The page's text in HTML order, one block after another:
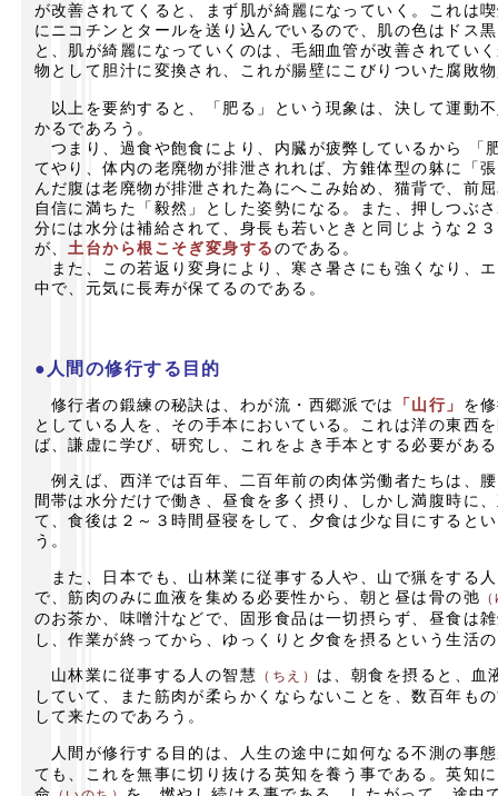
が改善されてくると、まず肌が綺麗になっていく。これは
にニコチンとタールを送り込んでいるので、肌の色はドス
と、肌が綺麗になっていくのは、毛細血管が改善されてい
物として胆汁に変換され、これが腸壁にこびりついた腐敗
以上を要約すると、「肥る」という現象は、決して運動
かるであろう。
つまり、過食や飽食により、内臓が疲弊しているから 「
てやり、体内の老廃物が排泄されれば、方錐体型の躰に「
んだ腹は老廃物が排泄された為にへこみ始め、猫背で、前
自信に満ちた「毅然」とした姿勢になる。また、押しつぶ
分には水分は補給されて、身長も若いときと同じような２
が、 土台から根こそぎ変身するのである。
また、この若返り変身により、寒さ暑さにも強くなり、
中で、元気に長寿が保てるのである。
●人間の修行する目的
修行者の鍛練の秘訣は、わが流・西郷派では 「山行」 を
としている人を、その手本においている。これは洋の東西
ば、謙虚に学び、研究し、これをよき手本とする必要があ
例えば、西洋では百年、二百年前の肉体労働者たちは、
間帯は水分だけで働き、昼食を多く摂り、しかし満腹時に
て、食後は２～３時間昼寝をして、夕食は少な目にすると
う。
また、日本でも、山林業に従事する人や、山で猟をする
で、筋肉のみに血液を集める必要性から、朝と昼は骨の弛
のお茶か、味噌汁などで、固形食品は一切摂らず、昼食は
し、作業が終ってから、ゆっくりと夕食を摂るという生活
山林業に従事する人の智慧 （ちえ） は、朝食を摂ると、血
していて、また筋肉が柔らかくならないことを、数百年も
して来たのであろう。
人間が修行する目的は、人生の途中に如何なる不測の事
ても、これを無事に切り抜ける英知を養う事である。英知